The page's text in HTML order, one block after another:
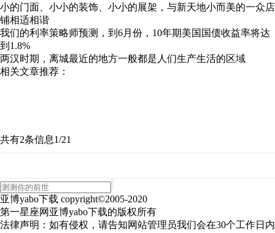
小的门面、小小的装饰、小小的展架，与新天地小而美的一众店
铺相适相谐
我们的利率策略师预测，到6月份，10年期美国国债收益率将达
到1.8%
两汉时期，离城最近的地方一般都是人们生产生活的区域
相关文章推荐：
共有2条信息1/21
亚博yabo下载 copyright©2005-2020
第一星座网亚博yabo下载的版权所有
法律声明：如有侵权，请告知网站管理员我们会在30个工作日内